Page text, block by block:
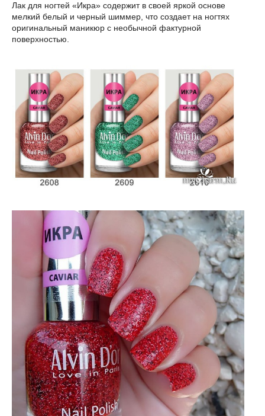
Лак для ногтей «Икра» содержит в своей яркой основе
мелкий белый и черный шиммер, что создает на ногтях
оригинальный маникюр с необычной фактурной
поверхностью.